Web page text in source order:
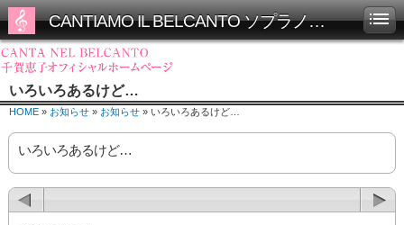
CANTIAMO IL BELCANTO ソプラノ千賀恵子オフィシャルホームページ
いろいろあるけど…
HOME » お知らせ » お知らせ » いろいろあるけど…
いろいろあるけど…